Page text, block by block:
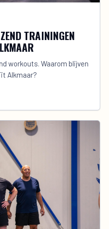
TRAININGEN
workouts. Waarom blijven
Alkmaar?